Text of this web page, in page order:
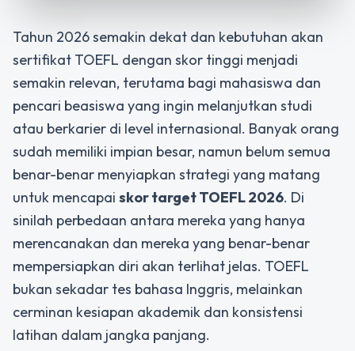
Tahun 2026 semakin dekat dan kebutuhan akan
sertifikat TOEFL dengan skor tinggi menjadi
semakin relevan, terutama bagi mahasiswa dan
pencari beasiswa yang ingin melanjutkan studi
atau berkarier di level internasional. Banyak orang
sudah memiliki impian besar, namun belum semua
benar-benar menyiapkan strategi yang matang
untuk mencapai skor target TOEFL 2026. Di
sinilah perbedaan antara mereka yang hanya
merencanakan dan mereka yang benar-benar
mempersiapkan diri akan terlihat jelas. TOEFL
bukan sekadar tes bahasa Inggris, melainkan
cerminan kesiapan akademik dan konsistensi
latihan dalam jangka panjang.